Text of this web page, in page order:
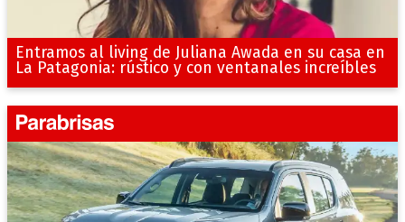
Entramos al living de Juliana Awada en su casa en
La Patagonia: rústico y con ventanales increíbles